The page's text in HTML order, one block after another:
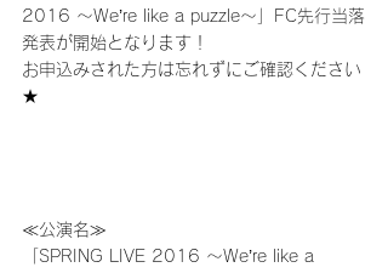
2016 ～We’re like a puzzle～」FC先行当落
発表が開始となります！
お申込みされた方は忘れずにご確認ください
★
≪公演名≫
「SPRING LIVE 2016 ～We’re like a